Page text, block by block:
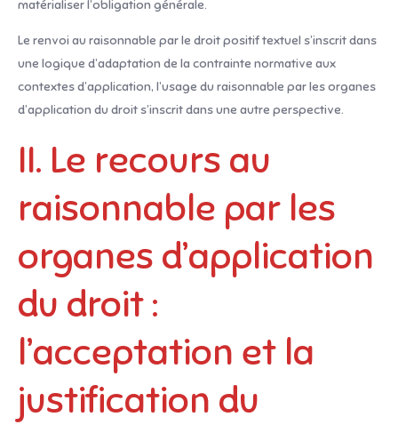
matérialiser l’obligation générale.
Le renvoi au raisonnable par le droit positif textuel s’inscrit dans
une logique d’adaptation de la contrainte normative aux
contextes d’application, l’usage du raisonnable par les organes
d’application du droit s’inscrit dans une autre perspective.
II. Le recours au
raisonnable par les
organes d’application
du droit :
l’acceptation et la
justification du